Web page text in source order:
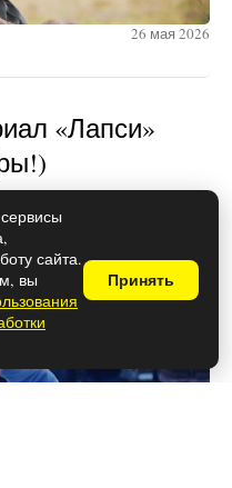
26 мая 2026
«Лапси»
сайта.
вы
Принять